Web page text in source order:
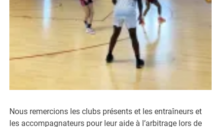
Nous remercions les clubs présents et les entraîneurs et
les accompagnateurs pour leur aide à l’arbitrage lors de